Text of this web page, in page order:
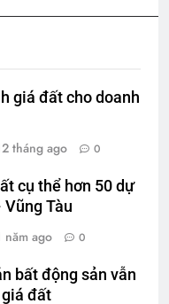
giá đất cho doanh
tháng ago 0
cụ thể hơn 50 dự
Vũng Tàu
năm ago 0
bất động sản vẫn
giá đất